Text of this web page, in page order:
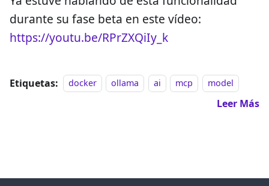
durante su fase beta en este vídeo:
https://youtu.be/RPrZXQiIy_k
Etiquetas: docker ollama ai mcp model
Leer Más